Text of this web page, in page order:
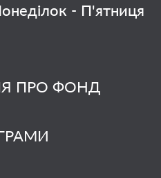
ПРО ФОНД
- П'ятниця